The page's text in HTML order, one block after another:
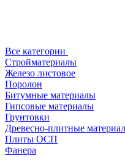
Все категории
Стройматериалы
Железо листовое
Поролон
Битумные материалы
Гипсовые материалы
Грунтовки
Древесно-плитные
Плиты ОСП
Фанера